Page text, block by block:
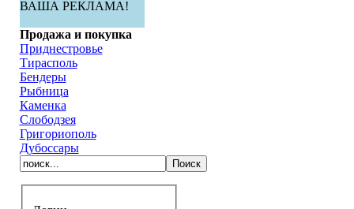
ВАША РЕКЛАМА!
Продажа и покупка
Приднестровье
Тирасполь
Бендеры
Рыбница
Каменка
Слободзея
Григориополь
Дубоссары